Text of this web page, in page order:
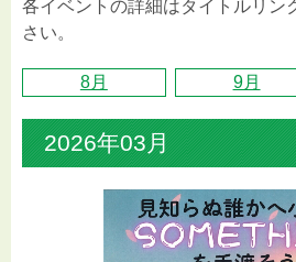
各イベントの詳細はタイトルリン
さい。
8月 9月
2026年03月